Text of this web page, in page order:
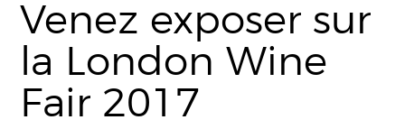
Venez exposer sur
la London Wine
Fair 2017